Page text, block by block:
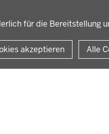
für die Bereitstellung
akzeptieren Alle